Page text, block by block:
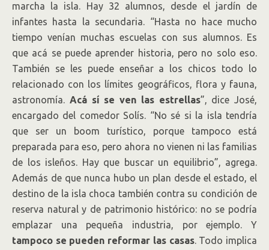
marcha la isla. Hay 32 alumnos, desde el jardín de
infantes hasta la secundaria. “Hasta no hace mucho
tiempo venían muchas escuelas con sus alumnos. Es
que acá se puede aprender historia, pero no solo eso.
También se les puede enseñar a los chicos todo lo
relacionado con los límites geográficos, flora y fauna,
astronomía. Acá sí se ven las estrellas”, dice José,
encargado del comedor Solís. “No sé si la isla tendría
que ser un boom turístico, porque tampoco está
preparada para eso, pero ahora no vienen ni las familias
de los isleños. Hay que buscar un equilibrio”, agrega.
Además de que nunca hubo un plan desde el estado, el
destino de la isla choca también contra su condición de
reserva natural y de patrimonio histórico: no se podría
emplazar una pequeña industria, por ejemplo. Y
tampoco se pueden reformar las casas. Todo implica